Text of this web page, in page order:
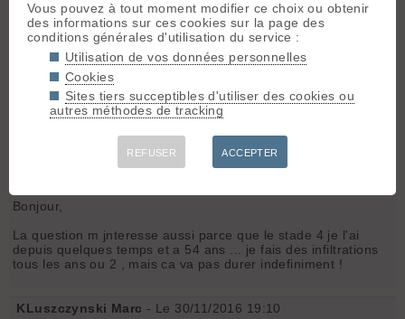
anti-inflammatoires car la pose de prothèse me fait peur mais
je l'envisage tout de même pour le début d'année 2017 😠
Je vais probablement me faire opérer aux Cèdres à Echirolles
par le docteur P.
Quelqu'un pourrait-il me dire s'il a pu reprendre les randos à
ski et à pied après avoir eu une pose de prothèse par ce
chirurgien?
Merci d'avance pour toute personne qui pourra me rassurer!
Bonjour,
La question m jnteresse aussi parce que le stade 4 je l'ai
depuis quelques temps et a 54 ans ... je fais des infiltrations
tous les ans ou 2 , mais ca va pas durer indefiniment !
KLuszczynski Marc - Le 30/11/2016 19:10
Vous pouvez à tout moment modifier ce choix ou obtenir
des informations sur ces cookies sur la page des
conditions générales d'utilisation du service :
Utilisation de vos données personnelles
Cookies
Sites tiers succeptibles d'utiliser des cookies ou
autres méthodes de tracking
REFUSER ACCEPTER